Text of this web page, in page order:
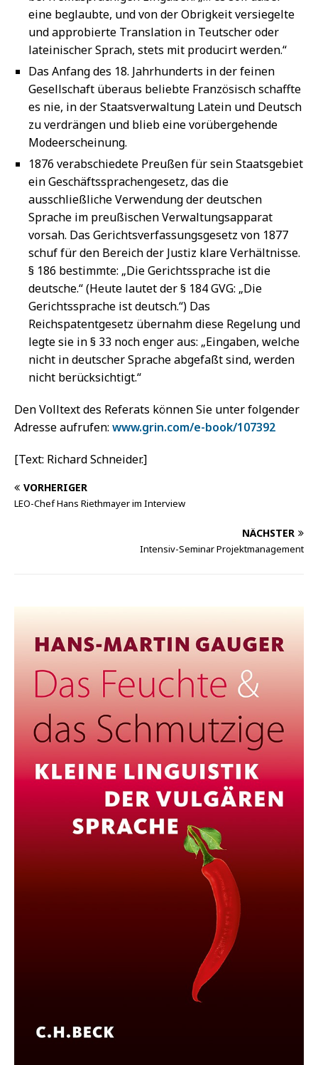
eine beglaubte, und von der Obrigkeit versiegelte
und approbierte Translation in Teutscher oder
lateinischer Sprach, stets mit producirt werden.“
Das Anfang des 18. Jahrhunderts in der feinen
Gesellschaft überaus beliebte Französisch schaffte
es nie, in der Staatsverwaltung Latein und Deutsch
zu verdrängen und blieb eine vorübergehende
Modeerscheinung.
1876 verabschiedete Preußen für sein Staatsgebiet
ein Geschäftssprachengesetz, das die
ausschließliche Verwendung der deutschen
Sprache im preußischen Verwaltungsapparat
vorsah. Das Gerichtsverfassungsgesetz von 1877
schuf für den Bereich der Justiz klare Verhältnisse.
§ 186 bestimmte: „Die Gerichtssprache ist die
deutsche.“ (Heute lautet der § 184 GVG: „Die
Gerichtssprache ist deutsch.“) Das
Reichspatentgesetz übernahm diese Regelung und
legte sie in § 33 noch enger aus: „Eingaben, welche
nicht in deutscher Sprache abgefaßt sind, werden
nicht berücksichtigt.“
Den Volltext des Referats können Sie unter folgender
Adresse aufrufen: www.grin.com/e-book/107392
[Text: Richard Schneider.]
VORHERIGER
LEO-Chef Hans Riethmayer im Interview
NÄCHSTER
Intensiv-Seminar Projektmanagement